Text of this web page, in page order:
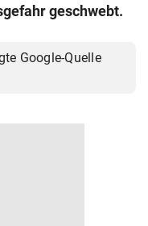
geschwebt.
Google-Quelle